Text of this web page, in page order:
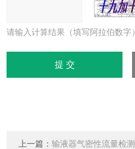
请输入计算结果（填写阿拉伯数字
上一篇：输液器气密性流量检